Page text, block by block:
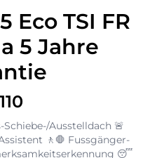
Eco TSI FR
5 Jahre
Ausstelldach 🚨
🚶🛑 Fussgänger-
😴